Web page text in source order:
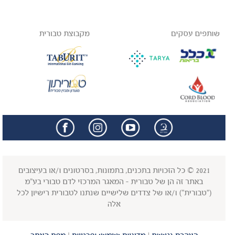
שותפים עסקים מקבוצת טבורית
2021 © כל הזכויות בתכנים, בתמונות, בסרטונים ו/או בעיצובים
באתר זה הן של טבורית - המאגר המרכזי לדם טבורי בע"מ
("טבורית") ו/או של צדדים שלישיים שנתנו לטבורית רישיון לכל
אלה